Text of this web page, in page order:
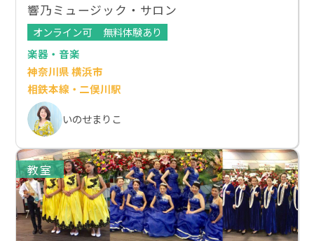
響乃ミュージック・サロン
オンライン可
無料体験あり
楽器・音楽
神奈川県 横浜市
相鉄本線・二俣川駅
いのせまりこ
教室